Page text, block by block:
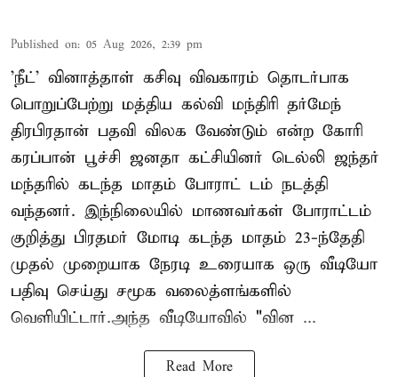
Published on: 05 Aug 2026, 2:39 pm
'நீட்' வினாத்தாள் கசிவு விவகாரம் தொடர்பாக
பொறுப்பேற்று மத்திய கல்வி மந்திரி தர்மேந்
திரபிரதான் பதவி விலக வேண்டும் என்ற கோரி
கரப்பான் பூச்சி ஜனதா கட்சியினர் டெல்லி ஜந்தர்
மந்தரில் கடந்த மாதம் போராட் டம் நடத்தி
வந்தனர். இந்நிலையில் மாணவர்கள் போராட்டம்
குறித்து பிரதமர் மோடி கடந்த மாதம் 23-ந்தேதி
முதல் முறையாக நேரடி உரையாக ஒரு வீடியோ
பதிவு செய்து சமூக வலைத்ளங்களில்
வெளியிட்டார்.அந்த வீடியோவில் "வின ...
Read More